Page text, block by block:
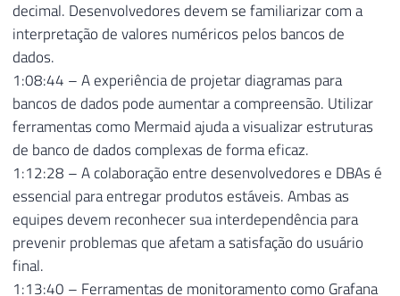
decimal. Desenvolvedores devem se familiarizar com a
interpretação de valores numéricos pelos bancos de
dados.
1:08:44 – A experiência de projetar diagramas para
bancos de dados pode aumentar a compreensão. Utilizar
ferramentas como Mermaid ajuda a visualizar estruturas
de banco de dados complexas de forma eficaz.
1:12:28 – A colaboração entre desenvolvedores e DBAs é
essencial para entregar produtos estáveis. Ambas as
equipes devem reconhecer sua interdependência para
prevenir problemas que afetam a satisfação do usuário
final.
1:13:40 – Ferramentas de monitoramento como Grafana